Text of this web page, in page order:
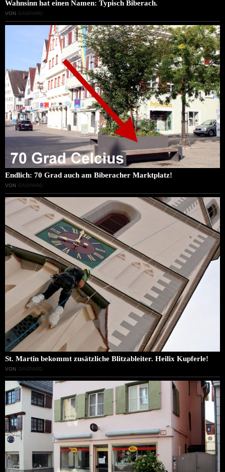
Wahnsinn hat einen Namen: Typisch Biberach.
VON GASPARD
Endlich: 70 Grad auch am Biberacher Marktplatz!
VON GASPARD
St. Martin bekommt zusätzliche Blitzableiter. Heilix Kupferle!
VON GASPARD